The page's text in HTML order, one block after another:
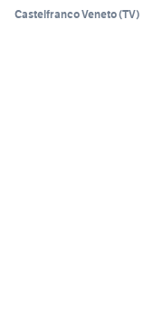
Castelfranco Veneto(TV)